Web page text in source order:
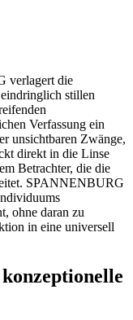
verlagert die
stillen
Verfassung ein
unsichtbaren Zwänge,
direkt in die Linse
Betrachter, die die
SPANNENBURG
ohne daran zu
in eine universell